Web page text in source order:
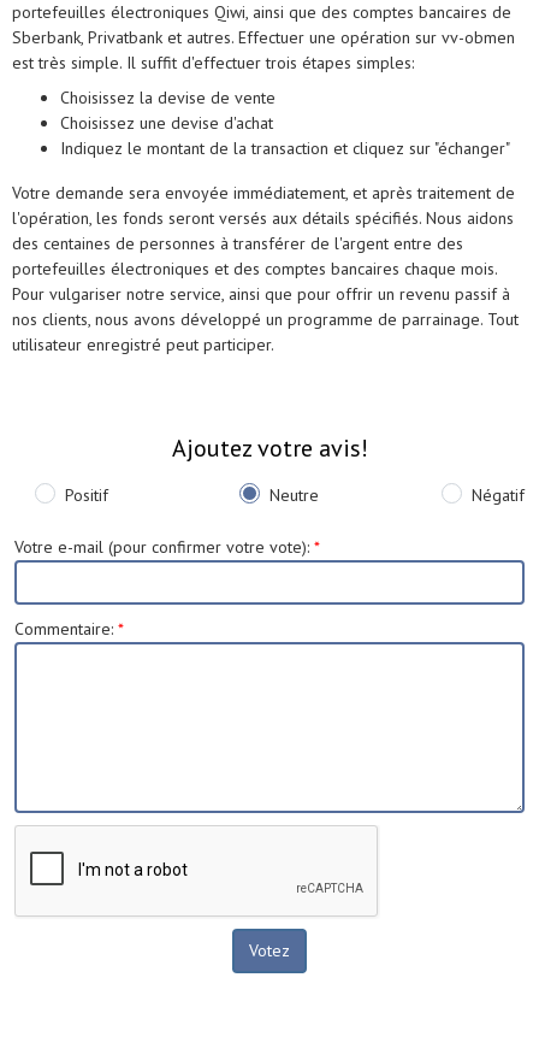
portefeuilles électroniques Qiwi, ainsi que des comptes bancaires de
Sberbank, Privatbank et autres. Effectuer une opération sur vv-obmen
est très simple. Il suffit d'effectuer trois étapes simples:
Choisissez la devise de vente
Choisissez une devise d'achat
Indiquez le montant de la transaction et cliquez sur "échanger"
Votre demande sera envoyée immédiatement, et après traitement de
l'opération, les fonds seront versés aux détails spécifiés. Nous aidons
des centaines de personnes à transférer de l'argent entre des
portefeuilles électroniques et des comptes bancaires chaque mois.
Pour vulgariser notre service, ainsi que pour offrir un revenu passif à
nos clients, nous avons développé un programme de parrainage. Tout
utilisateur enregistré peut participer.
Ajoutez votre avis!
Positif Neutre Négatif
Votre e-mail (pour confirmer votre vote): *
Commentaire: *